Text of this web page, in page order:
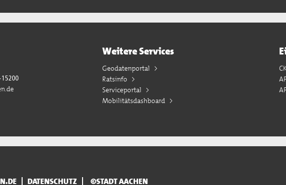
15200
Weitere Services
Geodatenportal
Ratsinfo
Serviceportal
Mobilitätsdashboard
DATENSCHUTZ ©STADT AACHEN